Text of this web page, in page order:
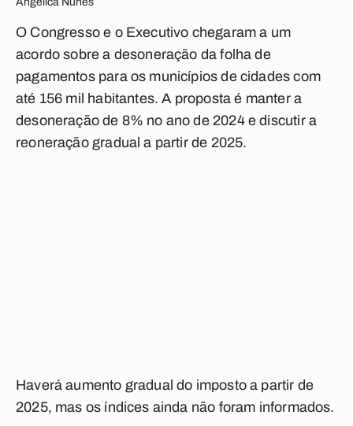
O Congresso e o Executivo chegaram a um
acordo sobre a desoneração da folha de
pagamentos para os municípios de cidades com
até 156 mil habitantes. A proposta é manter a
desoneração de 8% no ano de 2024 e discutir a
reoneração gradual a partir de 2025.
Haverá aumento gradual do imposto a partir de
2025, mas os índices ainda não foram informados.